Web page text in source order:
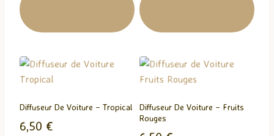
Diffuseur De Voiture – Tropical
6,50 €
Diffuseur De Voiture – Fruits
Rouges